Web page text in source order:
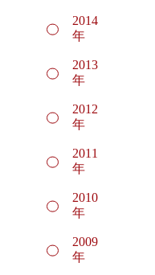
2014
年
2013
年
2012
年
2011
年
2010
年
2009
年